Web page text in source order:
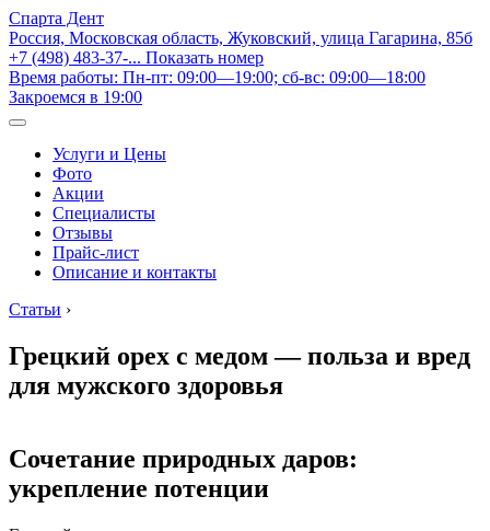
Спарта Дент
Россия, Московская область, Жуковский, улица Гагарина, 85б
+7 (498) 483-37-... Показать номер
Время работы: Пн-пт: 09:00—19:00; сб-вс: 09:00—18:00
Закроемся в 19:00
Услуги и Цены
Фото
Акции
Специалисты
Отзывы
Прайс-лист
Описание и контакты
Статьи ›
Грецкий орех с медом — польза и вред
для мужского здоровья
Сочетание природных даров:
укрепление потенции